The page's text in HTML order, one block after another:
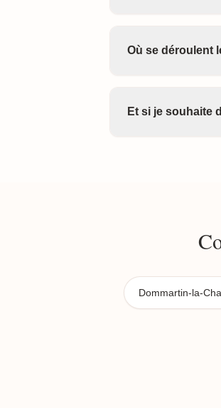
Où se déroulent
Et si je souhaite
Dommartin-la-